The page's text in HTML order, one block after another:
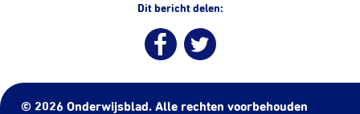
Dit bericht delen:
© 2026 Onderwijsblad. Alle rechten voorbehouden